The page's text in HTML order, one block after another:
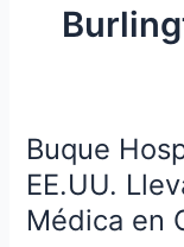
Buque
EE.UU.
Médica en
Buque
Hospital
de
la